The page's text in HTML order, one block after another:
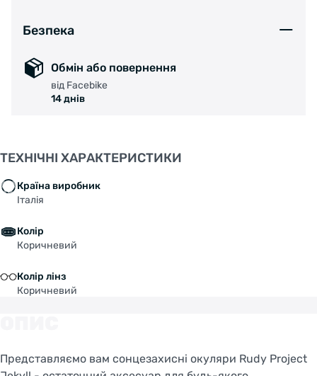
Безпека
Обмін або повернення
від Facebike
14 днів
ТЕХНІЧНІ ХАРАКТЕРИСТИКИ
Країна виробник
Італія
Колір
Коричневий
Колір лінз
Коричневий
Представляємо вам сонцезахисні окуляри Rudy Project